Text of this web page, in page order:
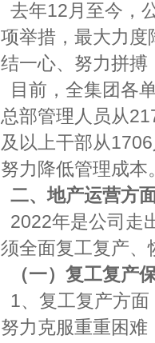
去年12月至今，
项举措，最大力度
结一心、努力拼
目前，全集团各
总部管理人员从
及以上干部从
努力降低管理成本
二、地产运营方
2022年是公司走
须全面复工复产、
（一）复工复产
1、复工复产方
努力克服重重困